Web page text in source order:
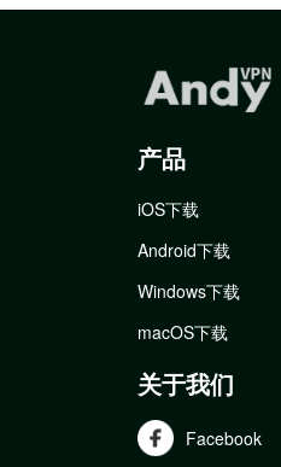
产品
iOS下载
Android下载
Windows下载
macOS下载
关于我们
Facebook